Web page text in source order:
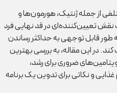
از جمله ژنتیک، هورمون‌ها و
نقش تعیین‌کننده‌ای در قد نهایی فرد
طور قابل توجهی به حداکثر رساندن
کند.در این مقاله، به بررسی بهترین
ضروری برای رشد،
و نکاتی برای تدوین یک برنامه